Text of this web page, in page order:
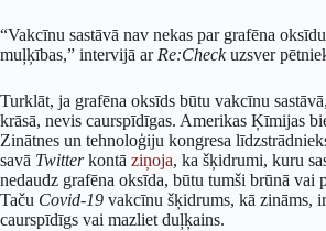
“Vakcīnu sastāvā nav nekas par grafēna
muļķības,” intervijā ar Re:Checkuzsver
Turklāt, ja grafēna oksīds būtu vakcīnu
krāsā, nevis caurspīdīgas. Amerikas Ķīmijas
Zinātnes un tehnoloģiju kongresa
savā Twitterkontā ziņoja, ka šķidrumi, kuru
nedaudz grafēna oksīda, būtu tumši brūnā vai
Taču Covid-19 vakcīnu šķidrums, kā zināms,
caurspīdīgs vai mazliet duļķains.